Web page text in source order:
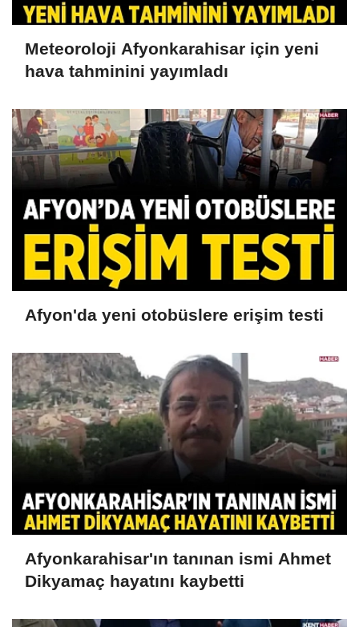
Meteoroloji Afyonkarahisar için yeni
hava tahminini yayımladı
Afyon'da yeni otobüslere erişim testi
Afyonkarahisar'ın tanınan ismi Ahmet
Dikyamaç hayatını kaybetti